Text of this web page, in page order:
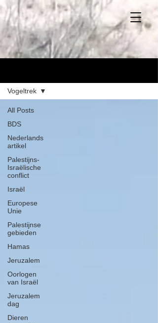
All Posts
BDS
Nederlands
artikel
Palestijns-
Israëlische
conflict
Israël
Europese
Unie
Palestijnse
gebieden
Hamas
Jeruzalem
Oorlogen
van Israël
Jeruzalem
dag
Dieren
Vogeltrek